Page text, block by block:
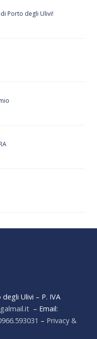
Porto degli Ulivi!
Ulivi – P. IVA
– Email:
– Privacy &